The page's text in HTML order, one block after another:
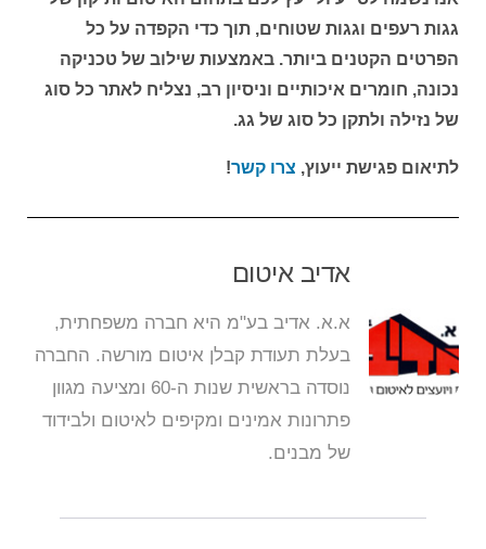
גגות רעפים וגגות שטוחים, תוך כדי הקפדה על כל
הפרטים הקטנים ביותר. באמצעות שילוב של טכניקה
נכונה, חומרים איכותיים וניסיון רב, נצליח לאתר כל סוג
של נזילה ולתקן כל סוג של גג.
לתיאום פגישת ייעוץ, צרו קשר!
אדיב איטום
א.א. אדיב בע"מ היא חברה משפחתית,
בעלת תעודת קבלן איטום מורשה. החברה
נוסדה בראשית שנות ה-60 ומציעה מגוון
פתרונות אמינים ומקיפים לאיטום ולבידוד
של מבנים.